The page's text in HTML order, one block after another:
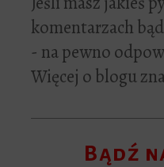
komentarzach
- na pewno
Więcej o blogu
Bądź